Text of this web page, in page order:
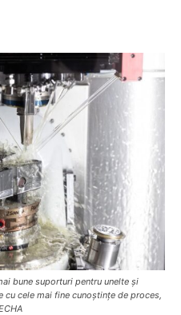
bune suporturi pentru unelte și
cele mai fine cunoștințe de proces,